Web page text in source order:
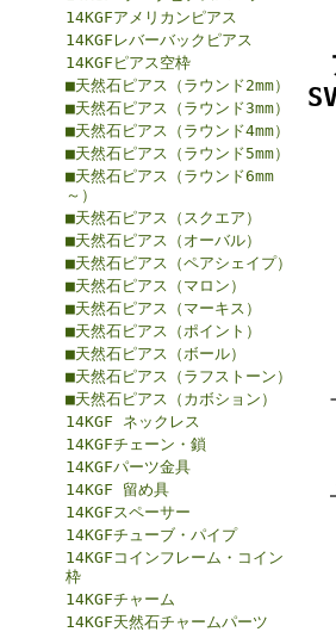
14KGFアメリカンピアス
14KGFレバーバックピアス
14KGFピアス空枠
■天然石ピアス（ラウンド2mm）
■天然石ピアス（ラウンド3mm）
■天然石ピアス（ラウンド4mm）
■天然石ピアス（ラウンド5mm）
■天然石ピアス（ラウンド6mm
～）
■天然石ピアス（スクエア）
■天然石ピアス（オーバル）
■天然石ピアス（ペアシェイプ）
■天然石ピアス（マロン）
■天然石ピアス（マーキス）
■天然石ピアス（ポイント）
■天然石ピアス（ボール）
■天然石ピアス（ラフストーン）
■天然石ピアス（カボション）
14KGF ネックレス
14KGFチェーン・鎖
14KGFパーツ金具
14KGF 留め具
14KGFスペーサー
14KGFチューブ・パイプ
14KGFコインフレーム・コイン
枠
14KGFチャーム
14KGF天然石チャームパーツ